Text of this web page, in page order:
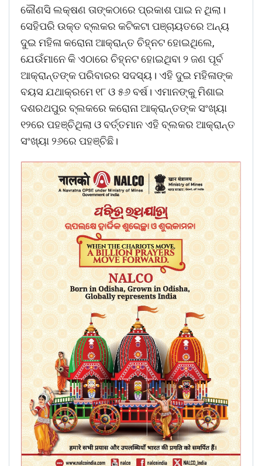
କୌଣସି ଲକ୍ଷଣ ତାଙ୍କଠାରେ ପ୍ରକାଶ ପାଇ ନ ଥିଲା।
ସେହିପରି ଉକ୍ତ ବ୍ଲକର କଟିକଟା ପଞ୍ଚାୟତରେ ଅନ୍ୟ
ଦୁଇ ମହିଳା କରୋନା ଆକ୍ରାନ୍ତ ଚିହ୍ନଟ ହୋଇଥିଲେ,
ଯେଉଁମାନେ କି ଏଠାରେ ଚିହ୍ନଟ ହୋଇଥିବା ୨ ଜଣ ପୂର୍ବ
ଆକ୍ରାନ୍ତଙ୍କ ପରିବାରର ସଦସ୍ୟ। ଏହି ଦୁଇ ମହିଳାଙ୍କ
ବୟସ ଯଥାକ୍ରମେ ୧୮ ଓ ୫୬ ବର୍ଷ। ଏମାନଙ୍କୁ ମିଶାଇ
ଦଶରଥପୁର ବ୍ଲକରେ କରୋନା ଆକ୍ରାନ୍ତଙ୍କ ସଂଖ୍ୟା
୧୨ରେ ପହଞ୍ଚିଥିଲା ଓ ବର୍ତ୍ତମାନ ଏହି ବ୍ଲକର ଆକ୍ରାନ୍ତ
ସଂଖ୍ୟା ୨୬ରେ ପହଞ୍ଚିଛି।